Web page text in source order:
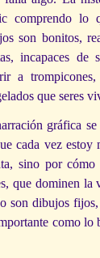
comprendo lo
son bonitos,
incapaces
a
que seres
gráfica
cada vez estoy
sino por cómo
que dominen la
son dibujos
como